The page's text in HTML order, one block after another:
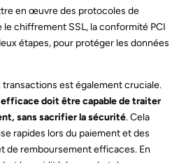
en œuvre des protocoles de
chiffrement SSL, la conformité PCI
étapes, pour protéger les données
transactions est également cruciale.
doit être capable de traiter
sans sacrifier la sécurité. Cela
rapides lors du paiement et des
de remboursement efficaces. En